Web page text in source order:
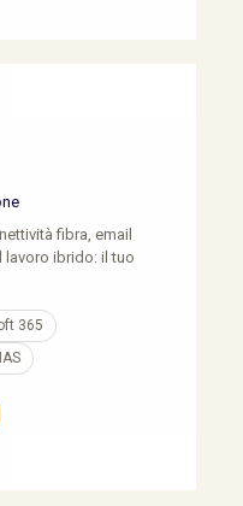
fibra, email
lavoro ibrido: il tuo
365